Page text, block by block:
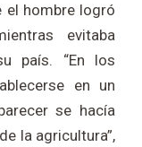
el hombre logró
evitaba
país. “En los
en un
se hacía
la agricultura”,